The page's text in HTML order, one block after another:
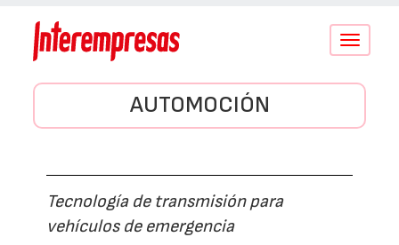
Conmutar
AUTOMOCIÓN
Tecnología de transmisión para
vehículos de emergencia